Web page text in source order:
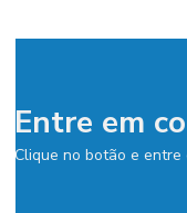
Entre em
Clique no botão e